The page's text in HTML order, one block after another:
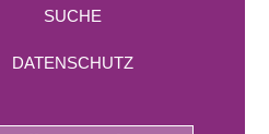
SUCHE
DATENSCHUTZ